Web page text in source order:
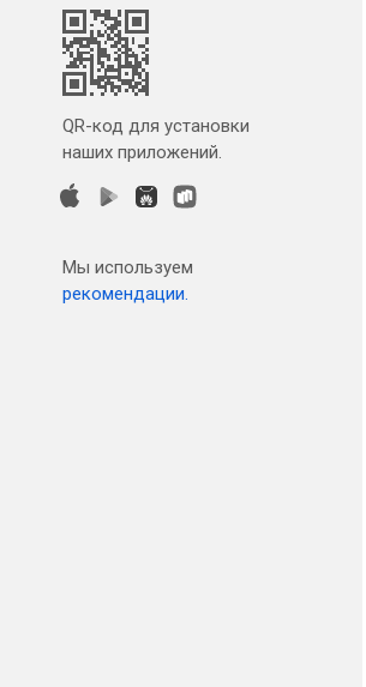
QR-код для установки
наших приложений.
Мы используем
рекомендации.